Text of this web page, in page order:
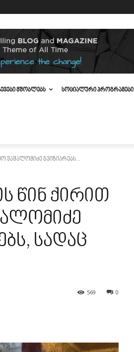
ᲛᲨᲝᲑᲚᲔᲑᲡ ᲡᲝᲪᲘᲐᲚᲣᲠᲘ ᲞᲠᲝᲒᲠᲐᲛᲔᲑᲘ
ვაშალომიძე გვიზიარებს...
წინ ქირით
სადაც
0
569